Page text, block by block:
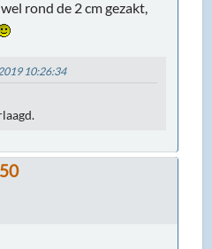
rond de 2 cm gezakt,
10:26:34